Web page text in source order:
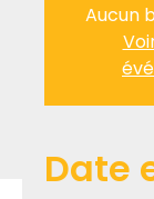
Aucun
Date